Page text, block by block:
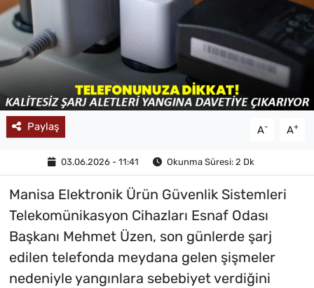
Paylaş A- A+
03.06.2026 - 11:41 Okunma Süresi: 2 Dk
Manisa Elektronik Ürün Güvenlik Sistemleri
Telekomünikasyon Cihazları Esnaf Odası
Başkanı Mehmet Üzen, son günlerde şarj
edilen telefonda meydana gelen şişmeler
nedeniyle yangınlara sebebiyet verdiğini